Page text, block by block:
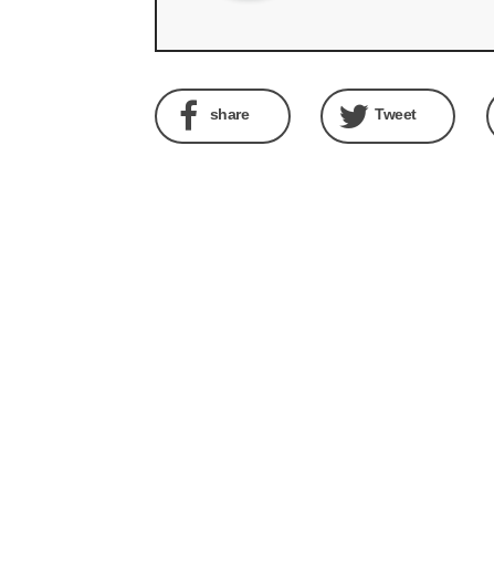
share Tweet